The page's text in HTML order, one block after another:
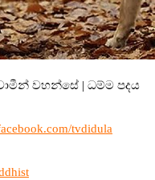
වහන්සේ | ධම්ම පදය
tvdidula